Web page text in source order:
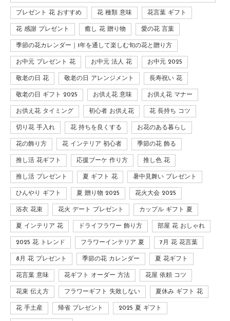
プレゼント 花 おすすめ 花 種類 意味 花言葉 ギフト
花 感謝 プレゼント 癒し 花 贈り物 愛の花 言葉
季節の花カレンダー｜1年を通して楽しむ旬の花と贈り方
お中元 プレゼント 花 お中元 法人 花 お中元 2025
敬老の日 花 敬老の日 アレンジメント 長寿祝い 花
敬老の日 ギフト 2025 お供え花 意味 お供え花 マナー
お供え花 タイミング 初心者 お供え花 花 長持ち コツ
切り花 手入れ 花 持ちを良くする お花のある暮らし
花の飾り方 花 インテリア 初心者 季節の花 飾る
推し活 花ギフト 応援ブーケ 作り方 推し色 花
推し活 プレゼント 夏 ギフト 花 暑中見舞い プレゼント
ひんやり ギフト 夏 贈り物 2025 花火大会 2025
浴衣 花束 花火 デート プレゼント カップル ギフト 夏
夏 インテリア 花 ドライフラワー 飾り方 部屋 花 おしゃれ
2025 花 トレンド フラワーインテリア 夏 7月 花 花言葉
8月 花 プレゼント 季節の花 カレンダー 夏 花ギフト
花言葉 意味 花ギフト オーダー 方法 花屋 依頼 コツ
花束 伝え方 フラワーギフト 失敗しない 夏休み ギフト 花
花 手土産 帰省 プレゼント 2025 夏 ギフト